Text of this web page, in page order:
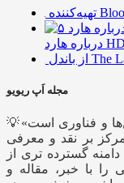
مجله اَپ ریویو
💡«و فناوری است
با تمرکز بر نقد و معرفی
گسترده تری از
با خبر، مقاله و